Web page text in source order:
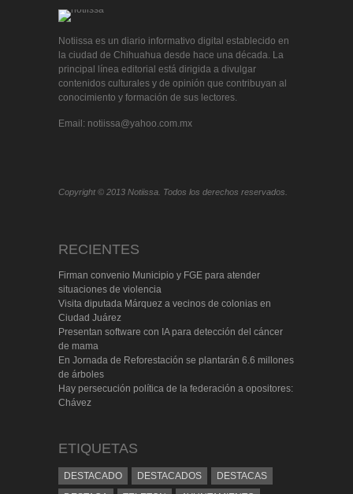
Notiissa es un diario informativo digital establecido en
la ciudad de Chihuahua desde hace una década. La
principal línea editorial está dirigida a divulgar
contenidos culturales y de opinión que contribuyan al
conocimiento y formación de sus lectores.
Email: notiissa@yahoo.com.mx
Copyright © 2013 Notiissa. Todos los derechos reservados.
RECIENTES
Firman convenio Municipio y FGE para atender
situaciones de violencia
Visita diputada Márquez a vecinos de colonias en
Ciudad Juárez
Presentan software con IA para detección del cáncer
de mama
En Jornada de Reforestación se plantarán 6.6 millones
de árboles
Hay persecución política de la federación a opositores:
Chávez
ETIQUETAS
DESTACADO DESTACADOS
DESTACAS